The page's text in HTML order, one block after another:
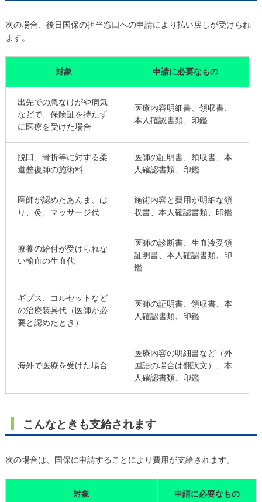
次の場合、後日国保の担当窓口への申請により払い戻しが受けられ
ます。
対象 申請に必要なもの
出先での急なけがや病気
などで、保険証を持たず
に医療を受けた場合
医療内容明細書、領収書、
本人確認書類、印鑑
脱臼、骨折等に対する柔
道整復師の施術料
医師の証明書、領収書、本
人確認書類、印鑑
医師が認めたあんま、は
り、灸、マッサージ代
施術内容と費用が明細な領
収書、本人確認書類、印鑑
療養の給付が受けられな
い輸血の生血代
医師の診断書、生血液受領
証明書、本人確認書類、印
鑑
ギプス、コルセットなど
の治療装具代（医師が必
要と認めたとき）
医師の証明書、領収書、本
人確認書類、印鑑
海外で医療を受けた場合
医療内容の明細書など（外
国語の場合は翻訳文）、本
人確認書類、印鑑
こんなときも支給されます
次の場合は、国保に申請することにより費用が支給されます。
対象 申請に必要なもの